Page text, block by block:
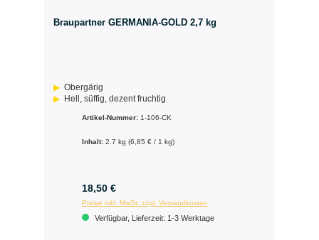
Braupartner GERMANIA-GOLD 2,7 kg
Obergärig
Hell, süffig, dezent fruchtig
Artikel-Nummer: 1-106-CK
Inhalt: 2.7 kg (6,85 € / 1 kg)
18,50 €
Preise inkl. MwSt. zzgl. Versandkosten
Verfügbar, Lieferzeit: 1-3 Werktage